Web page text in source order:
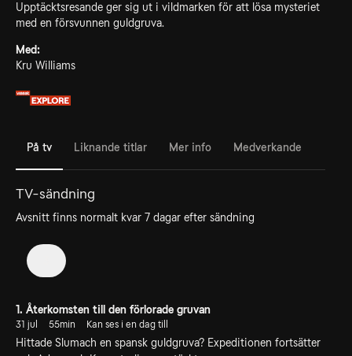
Upptäcktsresande ger sig ut i vildmarken för att lösa mysteriet
med en försvunnen guldgruva.
Med:
Kru Williams
På tv Liknande titlar Mer info Medverkande
TV-sändning
Avsnitt finns normalt kvar 7 dagar efter sändning
1. Återkomsten till den förlorade gruvan
31 jul 55min Kan ses i en dag till
Hittade Slumach en spansk guldgruva? Expeditionen fortsätter